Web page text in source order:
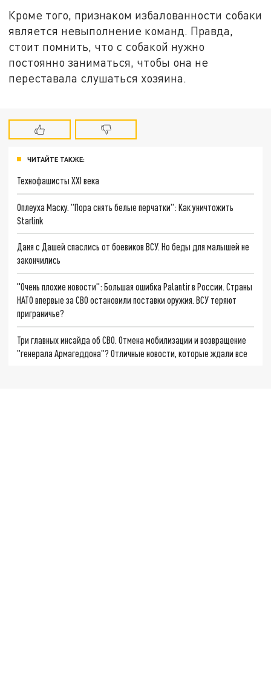
Кроме того, признаком избалованности собаки
является невыполнение команд. Правда,
стоит помнить, что с собакой нужно
постоянно заниматься, чтобы она не
переставала слушаться хозяина.
ЧИТАЙТЕ ТАКЖЕ:
Технофашисты XXI века
Оплеуха Маску. "Пора снять белые перчатки": Как уничтожить
Starlink
Даня с Дашей спаслись от боевиков ВСУ. Но беды для малышей не
закончились
"Очень плохие новости": Большая ошибка Palantir в России. Страны
НАТО впервые за СВО остановили поставки оружия. ВСУ теряют
приграничье?
Три главных инсайда об СВО. Отмена мобилизации и возвращение
"генерала Армагеддона"? Отличные новости, которые ждали все